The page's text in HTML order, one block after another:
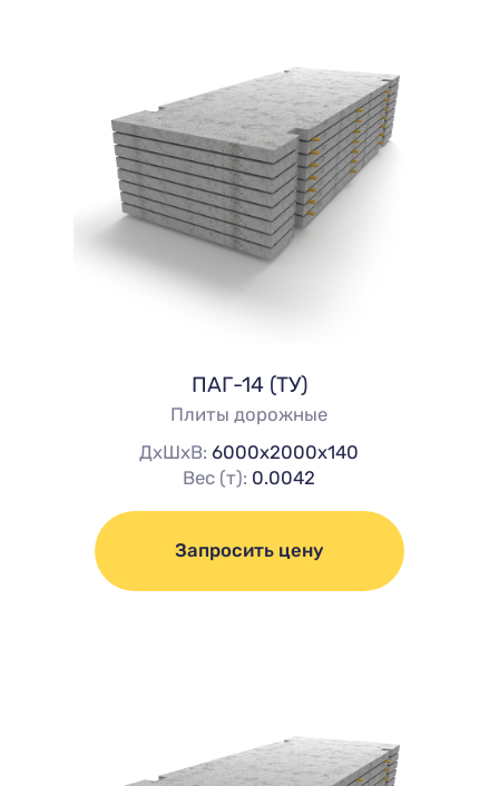
ПАГ-14 (ТУ)
Плиты дорожные
ДхШхВ:6000х2000х140
Вес (т): 0.0042
Запросить цену